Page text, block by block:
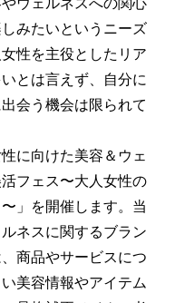
ウェルネスへの関心
みたいというニーズ
性を主役としたリア
とは言えず、自分に
会う機会は限られて
に向けた美容＆ウェ
フェス〜大人女性の
」を開催します。当
ネスに関するブラン
商品やサービスにつ
美容情報やアイテム